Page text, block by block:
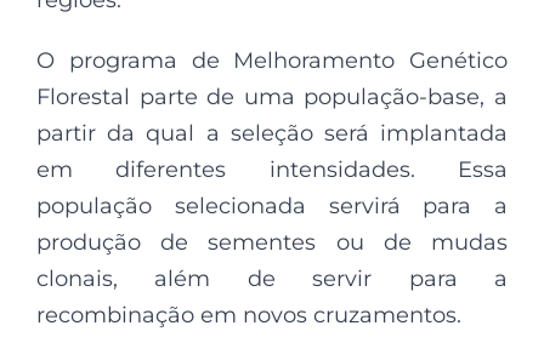
O programa de Melhoramento Genético
Florestal parte de uma população-base, a
partir da qual a seleção será implantada
em diferentes intensidades. Essa
população selecionada servirá para a
produção de sementes ou de mudas
clonais, além de servir para a
recombinação em novos cruzamentos.